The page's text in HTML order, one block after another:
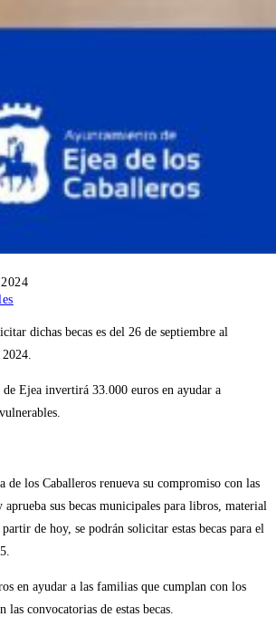
dichas becas es del 26 de septiembre al
Ejea invertirá 33.000 euros en ayudar a
de los Caballeros renueva su compromiso con las
sus becas municipales para libros, material
de hoy, se podrán solicitar estas becas para el
en ayudar a las familias que cumplan con los
las convocatorias de estas becas.